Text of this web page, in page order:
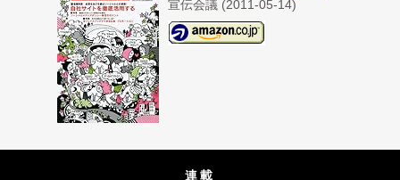
宣伝会議 (2011-05-14)
連載